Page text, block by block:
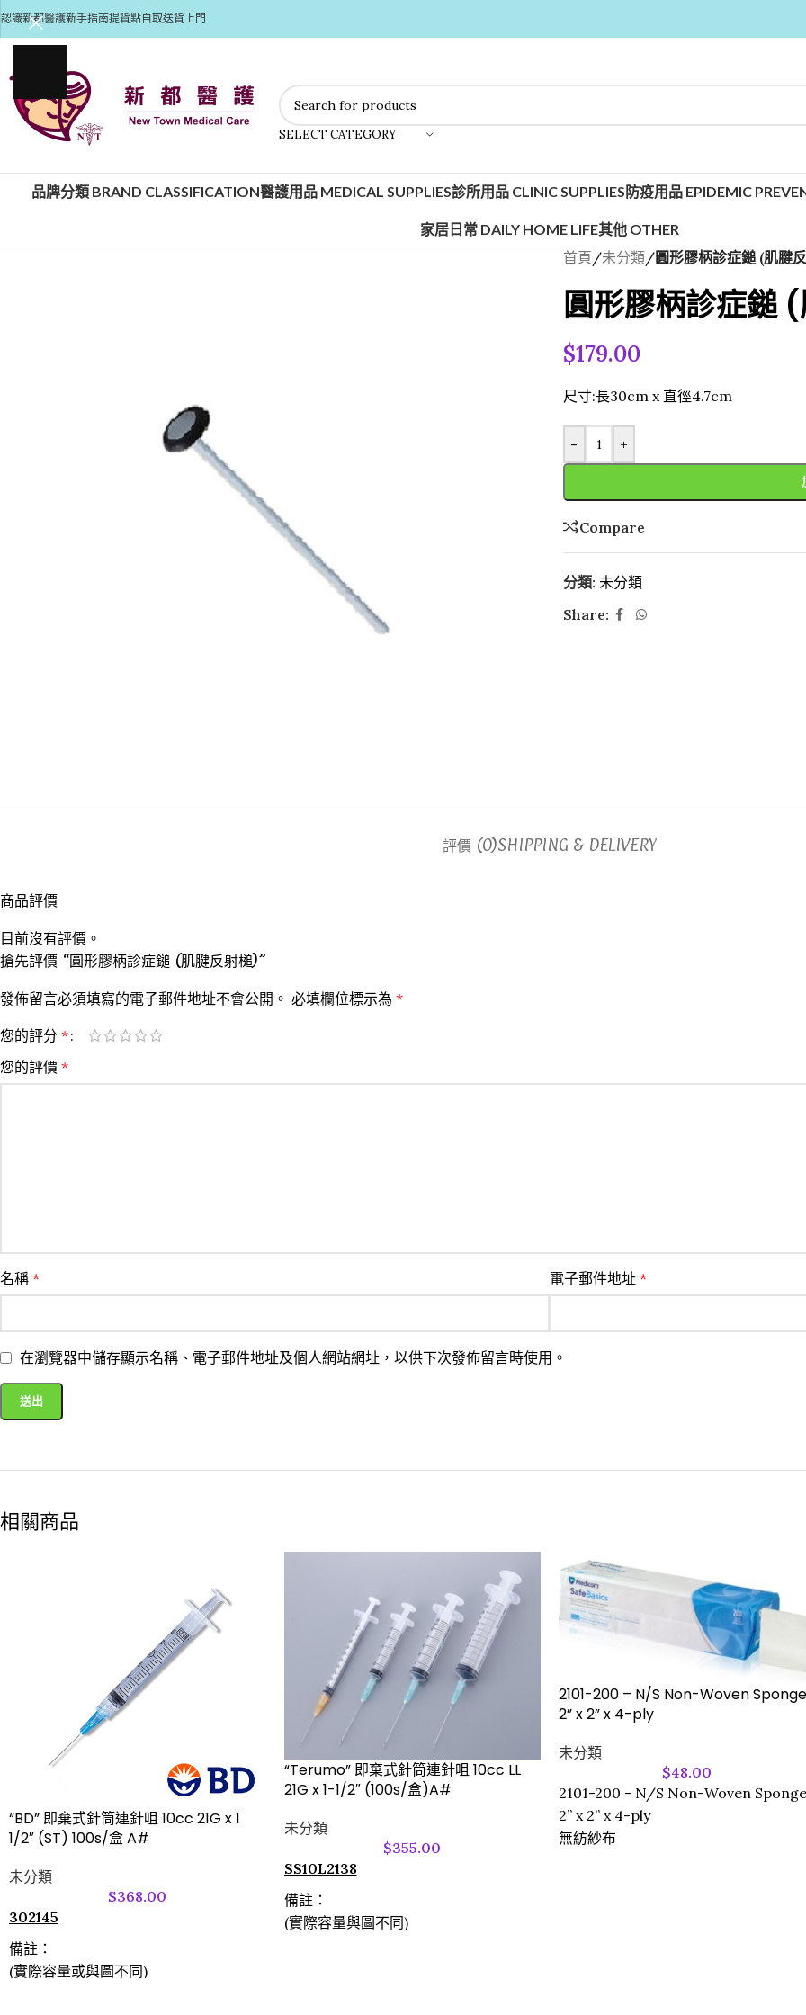
認識新都醫護新手指南提貨點自取送貨上門
SELECT CATEGORY
品牌分類 BRAND CLASSIFICATION醫護用品 MEDICAL SUPPLIES診所用品 CLINIC SUPPLIES防疫用品 EPIDEMIC
家居日常 DAILY HOME LIFE其他 OTHER
首頁/未分類/圓形膠柄診症鎚 (肌腱
圓形膠柄診症鎚
$179.00
尺寸:長30cm x 直徑4.7cm
- +
Compare
分類: 未分類
Share:
評價 (0)SHIPPING & DELIVERY
商品評價
目前沒有評價。
搶先評價 “圓形膠柄診症鎚 (肌腱反射槌)”
發佈留言必須填寫的電子郵件地址不會公開。 必填欄位標示為 *
您的評分 *
您的評價 *
名稱 * 電子郵件地址 *
在瀏覽器中儲存顯示名稱、電子郵件地址及個人網站網址，以供下次發佈留言時使用。
相關商品
“BD” 即棄式針筒連針咀 10cc 21G x 1
1/2″ (ST) 100s/盒 A#
未分類
$368.00
302145
備註：
(實際容量或與圖不同)
“Terumo” 即棄式針筒連針咀 10cc LL
21G x 1-1/2″ (100s/盒)A#
未分類
$355.00
SS10L2138
備註：
(實際容量與圖不同)
2101-200 – N/S Non-Woven
2” x 2” x 4-ply
未分類
$48.00
2101-200 - N/S Non-Woven
2” x 2” x 4-ply
無紡紗布